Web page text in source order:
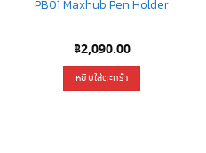
PB01 Maxhub Pen Holder
฿2,090.00
หยิบใส่ตะกร้า